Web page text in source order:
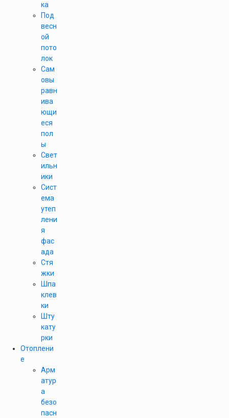
ка
Под
весн
ой
пото
лок
Сам
овы
равн
ива
ющи
еся
пол
ы
Свет
ильн
ики
Сист
ема
утеп
лени
я
фас
ада
Стя
жки
Шпа
клев
ки
Шту
кату
рки
Отоплени
е
Арм
атур
а
безо
пасн